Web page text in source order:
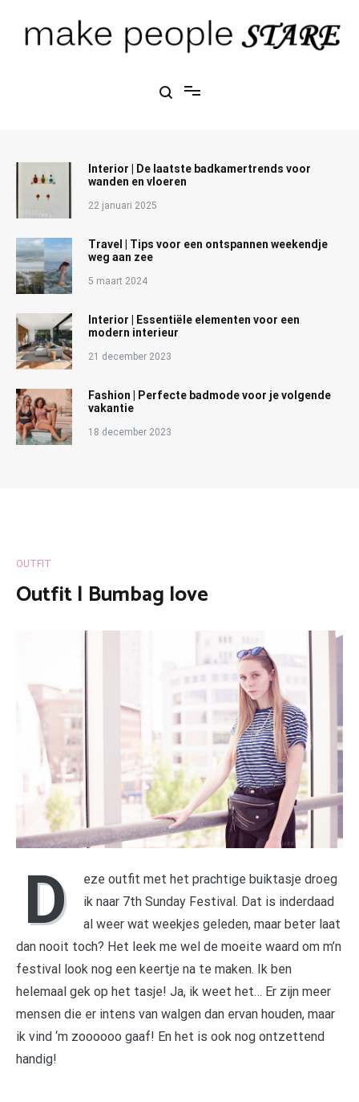
Interior | De laatste badkamertrends voor
wanden en vloeren
22 januari 2025
Travel | Tips voor een ontspannen weekendje
weg aan zee
5 maart 2024
Interior | Essentiële elementen voor een
modern interieur
21 december 2023
Fashion | Perfecte badmode voor je volgende
vakantie
18 december 2023
OUTFIT
Outfit | Bumbag love
D
eze outfit met het prachtige buiktasje droeg
ik naar 7th Sunday Festival. Dat is inderdaad
al weer wat weekjes geleden, maar beter laat
dan nooit toch? Het leek me wel de moeite waard om m’n
festival look nog een keertje na te maken. Ik ben
helemaal gek op het tasje! Ja, ik weet het… Er zijn meer
mensen die er intens van walgen dan ervan houden, maar
ik vind ‘m zoooooo gaaf! En het is ook nog ontzettend
handig!